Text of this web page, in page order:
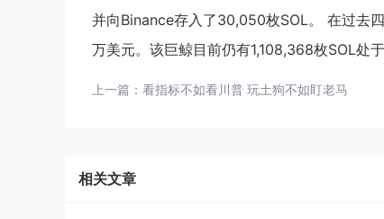
并向Binance存入了30,050枚SOL。 在过去
万美元。该巨鲸目前仍有1,108,368枚SOL处
上一篇： 看指标不如看川普 玩土狗不如盯老马
相关文章